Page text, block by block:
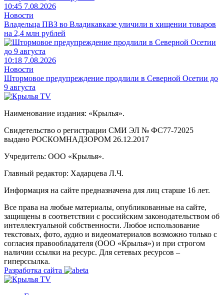
10:45 7.08.2026
Новости
Владельца ПВЗ во Владикавказе уличили в хищении товаров
на 2,4 млн рублей
10:18 7.08.2026
Новости
Штормовое предупреждение продлили в Северной Осетии до
9 августа
Наименование издания: «Крылья».
Свидетельство о регистрации СМИ ЭЛ № ФС77-72025
выдано РОСКОМНАДЗОРОМ 26.12.2017
Учредитель: ООО «Крылья».
Главный редактор: Хадарцева Л.Ч.
Информация на сайте предназначена для лиц старше 16 лет.
Все права на любые материалы, опубликованные на сайте,
защищены в соответствии с российским законодательством об
интеллектуальной собственности. Любое использование
текстовых, фото, аудио и видеоматериалов возможно только с
согласия правообладателя (ООО «Крылья») и при строгом
наличии ссылки на ресурс. Для сетевых ресурсов –
гиперссылка.
Разработка сайта